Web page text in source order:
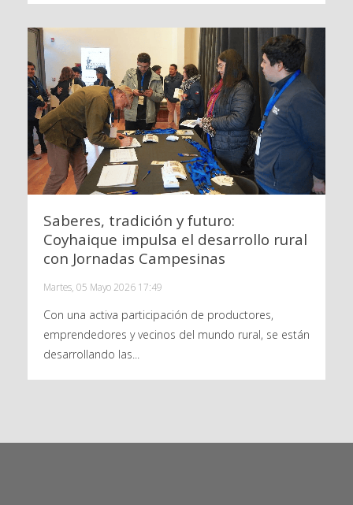
Saberes, tradición y futuro:
Coyhaique impulsa el desarrollo rural
con Jornadas Campesinas
Martes, 05 Mayo 2026 17:49
Con una activa participación de productores,
emprendedores y vecinos del mundo rural, se están
desarrollando las...